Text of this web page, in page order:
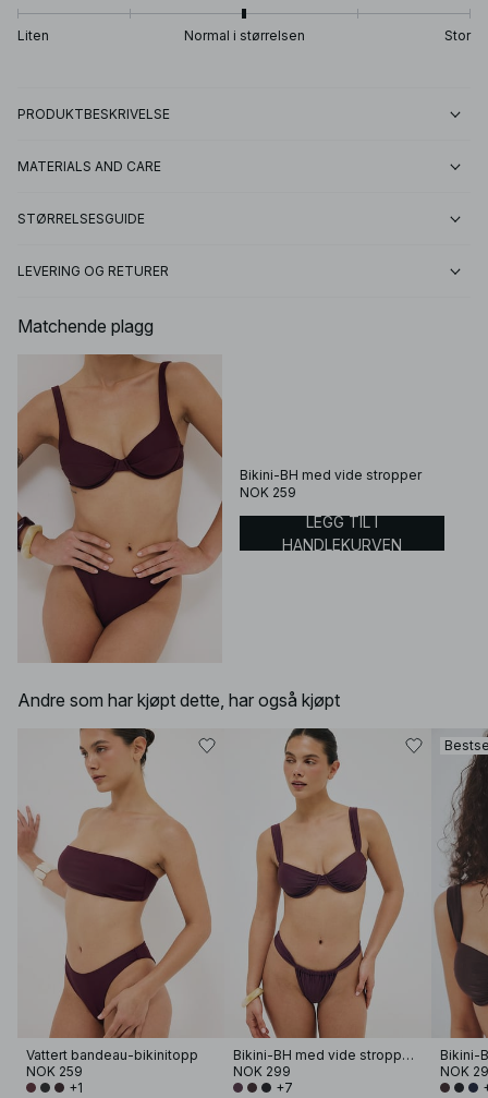
Liten Normal i størrelsen Stor
PRODUKTBESKRIVELSE
MATERIALS AND CARE
STØRRELSESGUIDE
LEVERING OG RETURER
Matchende plagg
Bikini-BH med vide stropper
NOK 259
LEGG TIL I
HANDLEKURVEN
Andre som har kjøpt dette, har også kjøpt
Vattert bandeau-bikinitopp
NOK 259
+1
Bikini-BH med vide stropper og drapering
NOK 299
+7
NOK